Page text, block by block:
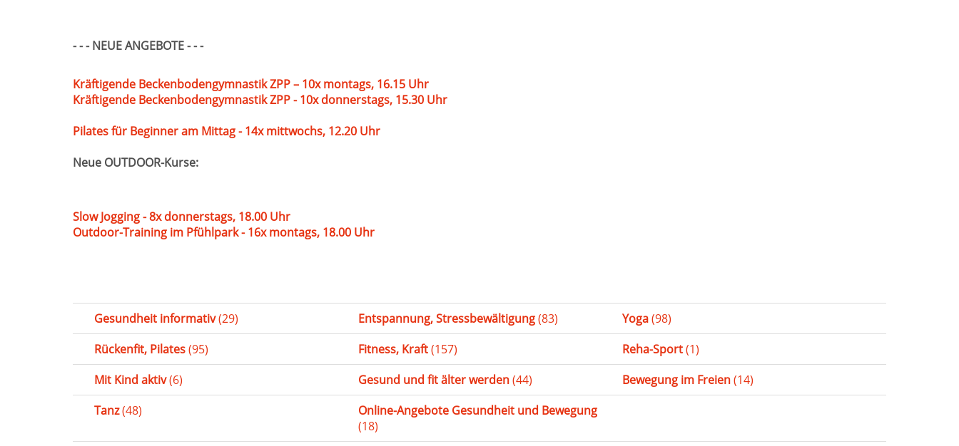
- - - NEUE ANGEBOTE - - -
Kräftigende Beckenbodengymnastik ZPP – 10x montags, 16.15 Uhr
Kräftigende Beckenbodengymnastik ZPP - 10x donnerstags, 15.30 Uhr
Pilates für Beginner am Mittag - 14x mittwochs, 12.20 Uhr
Neue OUTDOOR-Kurse:
Slow Jogging - 8x donnerstags, 18.00 Uhr
Outdoor-Training im Pfühlpark - 16x montags, 18.00 Uhr
Gesundheit informativ(29) Entspannung, Stressbewältigung(83) Yoga(98)
Rückenfit, Pilates(95) Fitness, Kraft(157) Reha-Sport(1)
Mit Kind aktiv(6) Gesund und fit älter werden(44) Bewegung im Freien(14)
Tanz(48)
Online-Angebote Gesundheit und Bewegung
(18)